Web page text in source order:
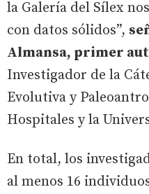
la Galería del Sílex
con datos sólidos”,
Almansa, primer
Investigador de la
Evolutiva y
Hospitales y la
En total, los
al menos 16